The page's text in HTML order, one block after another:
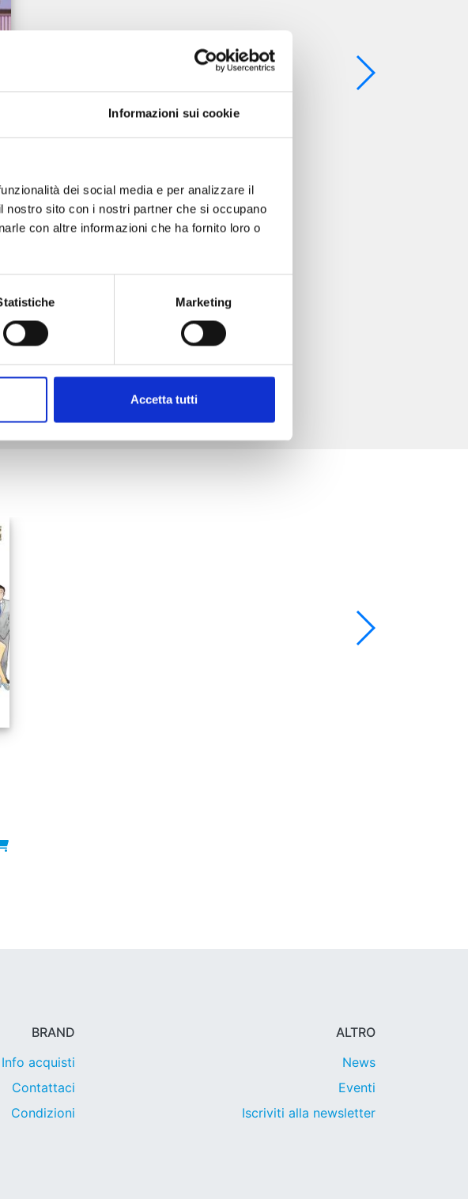
Informazioni sui cookie
dei social media e per analizzare il
sito con i nostri partner che si occupano
con altre informazioni che ha fornito loro o
Marketing
Accetta tutti
15
BRAND
Info acquisti
Contattaci
Condizioni
ALTRO
News
Eventi
Iscriviti alla newsletter